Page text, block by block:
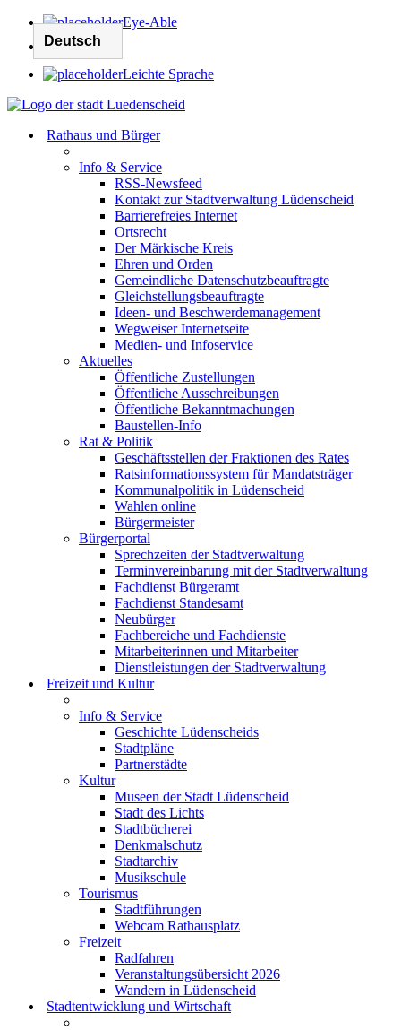
Eye-Able
Leichte Sprache
Rathaus und Bürger
Info & Service
RSS-Newsfeed
Kontakt zur Stadtverwaltung Lüdenscheid
Barrierefreies Internet
Ortsrecht
Der Märkische Kreis
Ehren und Orden
Gemeindliche Datenschutzbeauftragte
Gleichstellungsbeauftragte
Ideen- und Beschwerdemanagement
Wegweiser Internetseite
Medien- und Infoservice
Aktuelles
Öffentliche Zustellungen
Öffentliche Ausschreibungen
Öffentliche Bekanntmachungen
Baustellen-Info
Rat & Politik
Geschäftsstellen der Fraktionen des Rates
Ratsinformationssystem für Mandatsträger
Kommunalpolitik in Lüdenscheid
Wahlen online
Bürgermeister
Bürgerportal
Sprechzeiten der Stadtverwaltung
Terminvereinbarung mit der Stadtverwaltung
Fachdienst Bürgeramt
Fachdienst Standesamt
Neubürger
Fachbereiche und Fachdienste
Mitarbeiterinnen und Mitarbeiter
Dienstleistungen der Stadtverwaltung
Freizeit und Kultur
Info & Service
Geschichte Lüdenscheids
Stadtpläne
Partnerstädte
Kultur
Museen der Stadt Lüdenscheid
Stadt des Lichts
Stadtbücherei
Denkmalschutz
Stadtarchiv
Musikschule
Tourismus
Stadtführungen
Webcam Rathausplatz
Freizeit
Radfahren
Veranstaltungsübersicht 2026
Wandern in Lüdenscheid
Stadtentwicklung und Wirtschaft